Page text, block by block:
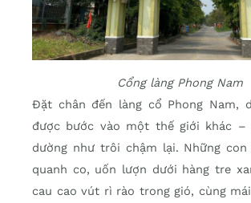
Cổng làng Phong Nam
Đặt chân đến làng cổ Phong Nam,
được bước vào một thế giới khác –
dường như trôi chậm lại. Những
quanh co, uốn lượn dưới hàng tre
cau cao vút rì rào trong gió, cùng